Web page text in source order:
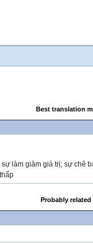
Best translation
làm giảm giá trị; sự chê
Probably